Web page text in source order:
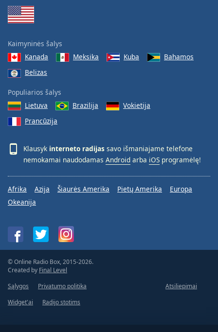
Kaimyninės šalys
Kanada
Meksika Kuba
Bahamos
Belizas
Populiarios šalys
Lietuva
Brazilija
Vokietija
Prancūzija
Klausyk interneto radijas savo išmaniajame telefone
nemokamai naudodamas Android arba iOS programėlę!
Afrika Azija Šiaurės Amerika Pietų Amerika
Europa
Okeanija
© Online Radio Box, 2015-2026.
Created by Final Level
Sąlygos
Privatumo politika
Atsiliepimai
Widget'ai
Radijo stotims